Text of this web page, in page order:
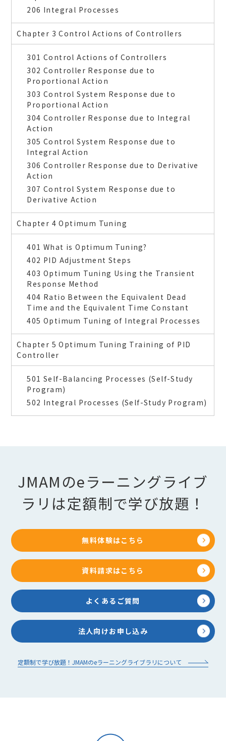
206 Integral Processes
Chapter 3 Control Actions of Controllers
301 Control Actions of Controllers
302 Controller Response due to
Proportional Action
303 Control System Response due to
Proportional Action
304 Controller Response due to Integral
Action
305 Control System Response due to
Integral Action
306 Controller Response due to Derivative
Action
307 Control System Response due to
Derivative Action
Chapter 4 Optimum Tuning
401 What is Optimum Tuning?
402 PID Adjustment Steps
403 Optimum Tuning Using the Transient
Response Method
404 Ratio Between the Equivalent Dead
Time and the Equivalent Time Constant
405 Optimum Tuning of Integral Processes
Chapter 5 Optimum Tuning Training of PID
Controller
501 Self-Balancing Processes (Self-Study
Program)
502 Integral Processes (Self-Study Program)
JMAMのeラーニングライブ
ラリは定額制で学び放題！
無料体験はこちら
資料請求はこちら
よくあるご質問
法人向けお申し込み
定額制で学び放題！JMAMのeラーニングライブラリについて